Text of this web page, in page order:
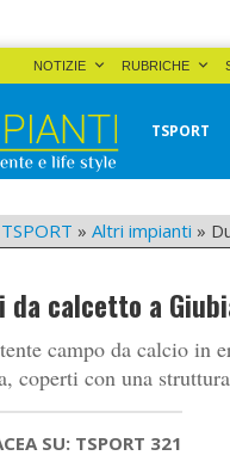
NOTIZIE RUBRICHE
TSPORT
TSPORT » Altri impianti »
calcetto a
campo da calcio in
coperti con una
SU: TSPORT 321